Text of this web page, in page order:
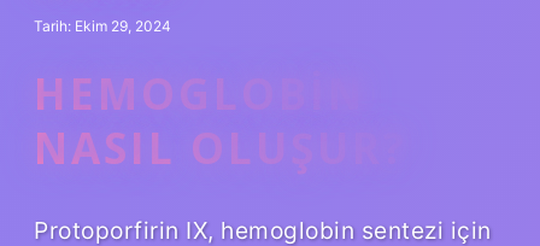
Tarih: Ekim 29, 2024
HEMOGLOBIN
NASIL OLUŞUR?
Protoporfirin IX, hemoglobin sentezi için